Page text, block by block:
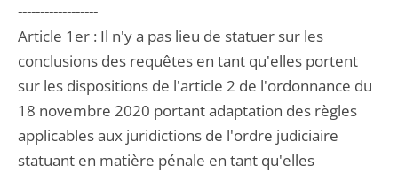
------------------
Article 1er : Il n'y a pas lieu de statuer sur les
conclusions des requêtes en tant qu'elles portent
sur les dispositions de l'article 2 de l'ordonnance du
18 novembre 2020 portant adaptation des règles
applicables aux juridictions de l'ordre judiciaire
statuant en matière pénale en tant qu'elles